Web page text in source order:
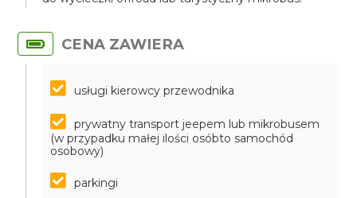
CENA ZAWIERA
usługi kierowcy przewodnika
prywatny transport jeepem lub mikrobusem
(w przypadku małej ilości osóbto samochód
osobowy)
parkingi